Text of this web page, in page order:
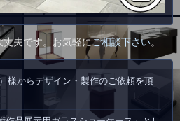
夫です。お気軽にご相談下さい。
様からデザイン・製作のご依頼を頂